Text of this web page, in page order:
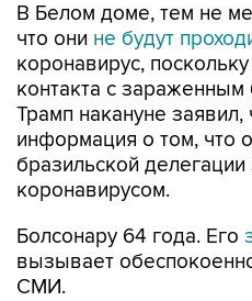
В Белом доме, тем не
что они не будут
коронавирус,
контакта с
Трамп накануне заявил,
информация о том, что
бразильской
коронавирусом.
Болсонару 64 года. Его
вызывает
СМИ.